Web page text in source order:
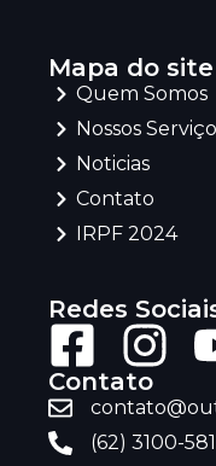
Mapa do site
Quem Somos
Nossos
Noticias
Contato
IRPF 2024
Redes
Contato
(62) 3100-